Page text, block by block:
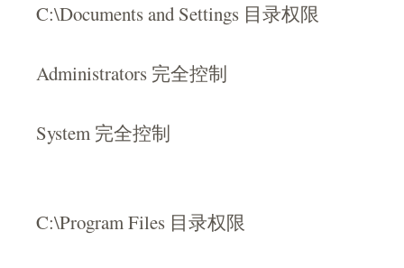
C:\Documents and Settings 目录权限
Administrators 完全控制
System 完全控制
C:\Program Files 目录权限